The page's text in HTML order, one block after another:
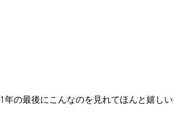
1年の最後にこんなのを見れてほんと嬉しい